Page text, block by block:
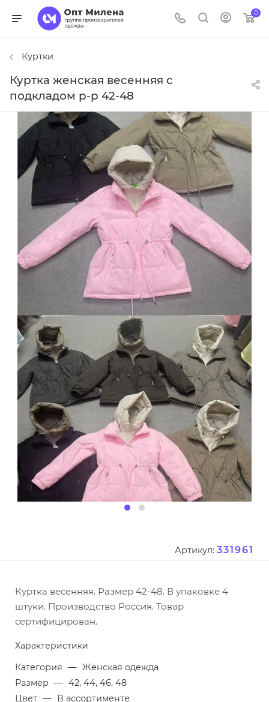
0
Куртки
Куртка женская весенняя с
подкладом р-р 42-48
Артикул: 331961
Куртка весенняя. Размер 42-48. В упаковке 4
штуки. Производство Россия. Товар
сертифицирован.
Характеристики
Категория — Женская одежда
Размер — 42, 44, 46, 48
Цвет — В ассортименте